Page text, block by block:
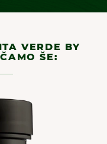
VERDE BY
ŠE: